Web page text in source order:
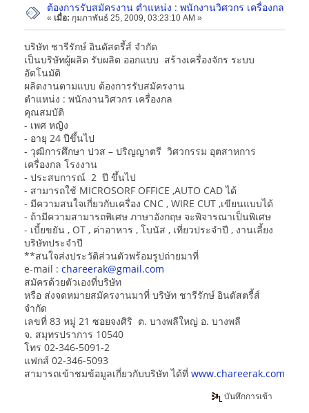
ต้องการรับสมัครงาน ตำแหน่ง : พนักงานวิศวกร เครื่องกล
« เมื่อ: กุมภาพันธ์ 25, 2009, 03:23:10 AM »
บริษัท ชารีรักษ์ อินดัสตรี้ส์ จำกัด
เป็นบริษัทผู้ผลิต รับผลิต ออกแบบ สร้างเครื่องจักร ระบบ
อัตโนมัติ
ผลิตงานตามแบบ ต้องการรับสมัครงาน
ตำแหน่ง : พนักงานวิศวกร เครื่องกล
คุณสมบัติ
- เพศ หญิง
- อายุ 24 ปีขึ้นไป
- วุฒิการศึกษา ปวส – ปริญญาตรี วิศวกรรม อุตสาหการ
เครื่องกล โรงงาน
- ประสบการณ์ 2 ปี ขึ้นไป
- สามารถใช้ MICROSORF OFFICE ,AUTO CAD ได้
- มีความสนใจเกี่ยวกับเครื่อง CNC , WIRE CUT ,เขียนแบบได้
- ถ้ามีความสามารถพิเศษ ภาษาอังกฤษ จะพิจารณาเป็นพิเศษ
- เบี้ยขยัน , OT , ค่าอาหาร , โบนัส , เที่ยวประจำปี , งานเลี้ยง
บริษัทประจำปี
**สนใจส่งประวัติส่วนตัวพร้อมรูปถ่ายมาที่
e-mail : chareerak@gmail.com
สมัครด้วยตัวเองที่บริษัท
หรือ ส่งจดหมายสมัครงานมาที่ บริษัท ชารีรักษ์ อินดัสตรี้ส์
จำกัด
เลขที่ 83 หมู่ 21 ซอยจงศิริ ต. บางพลีใหญ่ อ. บางพลี
จ. สมุทรปราการ 10540
โทร 02-346-5091-2
แฟกส์ 02-346-5093
สามารถเข้าชมข้อมูลเกี่ยวกับบริษัท ได้ที่ www.chareerak.com
บันทึกการเข้า